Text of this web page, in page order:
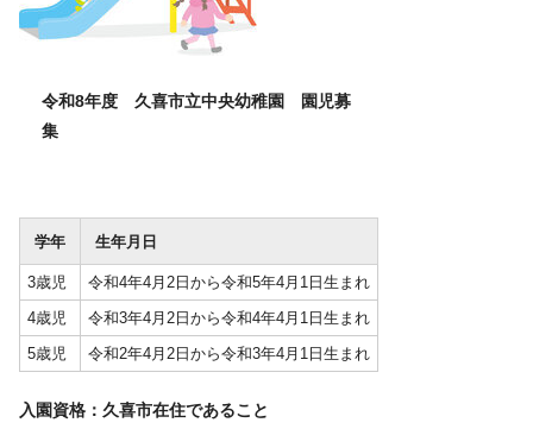
令和8年度 久喜市立中央幼稚園 園児募
集
学年 生年月日
3歳児
令和4年4月2日から令和5年4月1日生まれ
4歳児
令和3年4月2日から令和4年4月1日生まれ
5歳児
令和2年4月2日から令和3年4月1日生まれ
入園資格：久喜市在住であること